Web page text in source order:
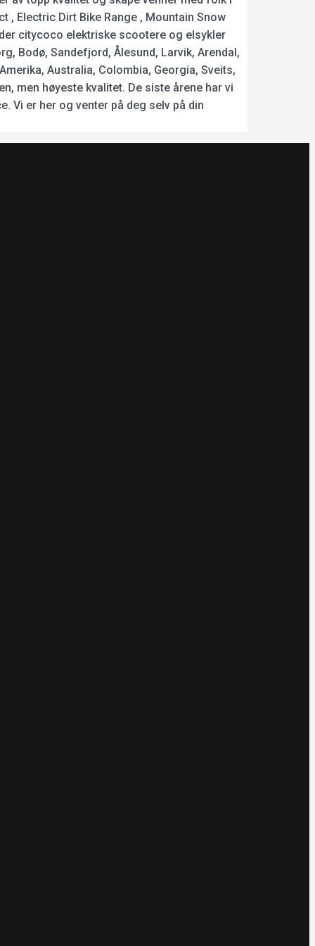
, Electric Dirt Bike Range , Mountain Snow
citycoco elektriske scootere og elsykler
Bodø, Sandefjord, Ålesund, Larvik, Arendal,
Australia, Colombia, Georgia, Sveits,
men høyeste kvalitet. De siste årene har vi
Vi er her og venter på deg selv på din